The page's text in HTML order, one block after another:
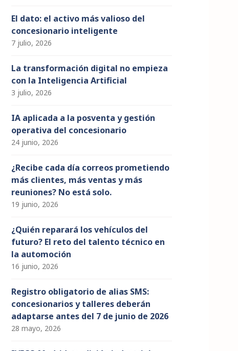
El dato: el activo más valioso del
concesionario inteligente
7 julio, 2026
La transformación digital no empieza
con la Inteligencia Artificial
3 julio, 2026
IA aplicada a la posventa y gestión
operativa del concesionario
24 junio, 2026
¿Recibe cada día correos prometiendo
más clientes, más ventas y más
reuniones? No está solo.
19 junio, 2026
¿Quién reparará los vehículos del
futuro? El reto del talento técnico en
la automoción
16 junio, 2026
Registro obligatorio de alias SMS:
concesionarios y talleres deberán
adaptarse antes del 7 de junio de 2026
28 mayo, 2026